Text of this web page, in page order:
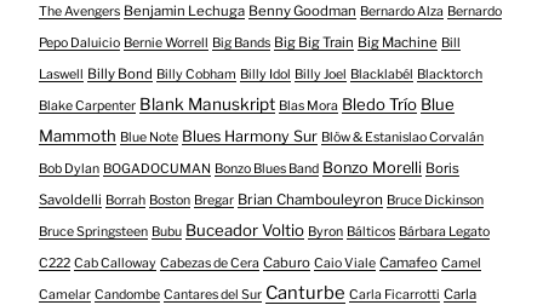
The Avengers Benjamin Lechuga Benny Goodman Bernardo Alza Bernardo
Pepo Daluicio Bernie Worrell Big Bands Big Big Train Big Machine Bill
Laswell Billy Bond Billy Cobham Billy Idol Billy Joel Blacklabél Blacktorch
Blake Carpenter Blank Manuskript Blas Mora Bledo Trío Blue
Mammoth Blue Note Blues Harmony Sur Blöw & Estanislao Corvalán
Bob Dylan BOGADOCUMAN Bonzo Blues Band Bonzo Morelli Boris
Savoldelli Borrah Boston Bregar Brian Chambouleyron Bruce Dickinson
Bruce Springsteen Bubu Buceador Voltio Byron Bálticos Bárbara Legato
C222 Cab Calloway Cabezas de Cera Caburo Caio Viale Camafeo Camel
Camelar Candombe Cantares del Sur Canturbe Carla Ficarrotti Carla